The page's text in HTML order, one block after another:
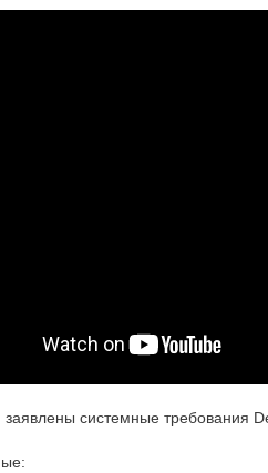
системные требования